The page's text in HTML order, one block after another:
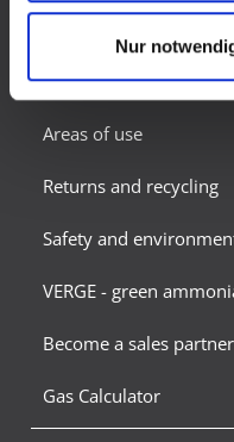
Risiko, dass US-
bestehende
Nur
Products
Areas of use
Returns and recycling
Safety and
VERGE - green
Become a sales partner
Gas Calculator